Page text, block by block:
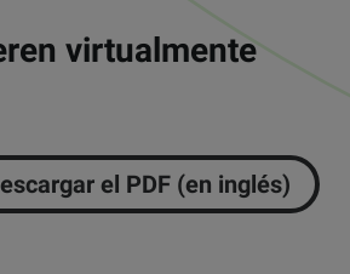
virtualmente
el PDF (en inglés)